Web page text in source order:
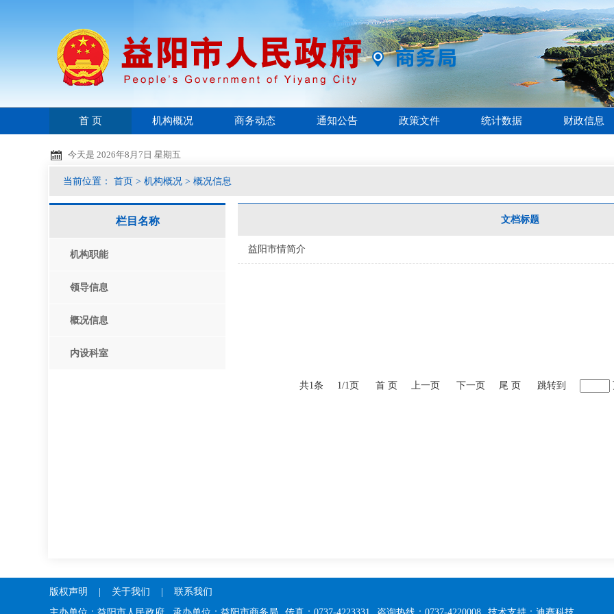
首 页 机构概况 商务动态 通知公告 政策文件 统计数据 财政信息
今天是 2026年8月7日 星期五
当前位置： 首页 > 机构概况 > 概况信息
栏目名称
机构职能
领导信息
概况信息
内设科室
文档标题
益阳市情简介
共1条 1/1页 首 页 上一页 下一页 尾 页 跳转到
版权声明 关于我们
联系我们